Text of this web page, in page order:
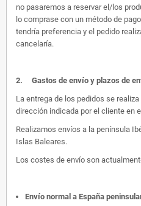
no pasaremos a reservar el/los
lo comprase con un método de
tendría preferencia y el pedido
cancelaría.
2. Gastos de envío y plazos de
La entrega de los pedidos se
dirección indicada por el cliente en
Realizamos envíos a la península
Islas Baleares.
Los costes de envío son
Envío normal a España